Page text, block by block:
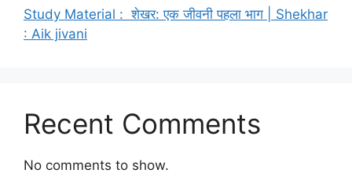
Study Material : शेखर: एक जीवनी पहला भाग | Shekhar
: Aik jivani
Recent Comments
No comments to show.